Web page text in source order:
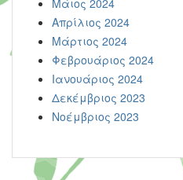
Μάιος 2024
Απρίλιος 2024
Μάρτιος 2024
Φεβρουάριος 2024
Ιανουάριος 2024
Δεκέμβριος 2023
Νοέμβριος 2023